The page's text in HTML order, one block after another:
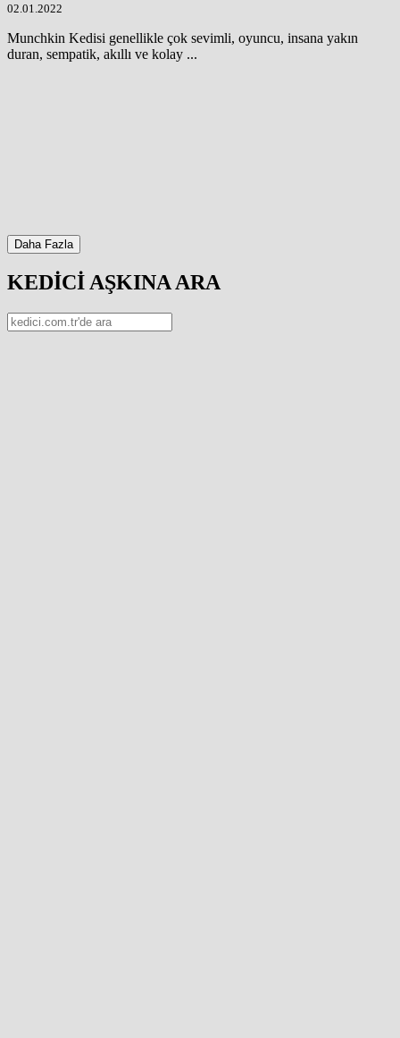
02.01.2022
Munchkin Kedisi genellikle çok sevimli, oyuncu, insana yakın
duran, sempatik, akıllı ve kolay ...
Daha Fazla
KEDİCİ AŞKINA ARA